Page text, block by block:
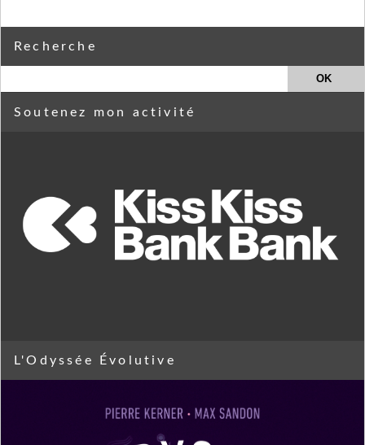
Recherche
Soutenez mon activité
L'Odyssée Évolutive